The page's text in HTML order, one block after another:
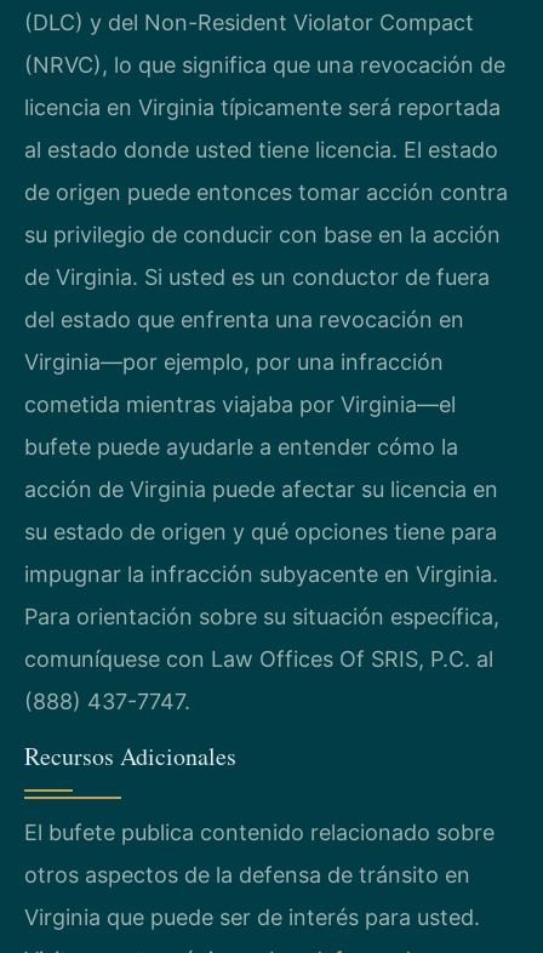
(DLC) y del Non-Resident Violator Compact
(NRVC), lo que significa que una revocación de
licencia en Virginia típicamente será reportada
al estado donde usted tiene licencia. El estado
de origen puede entonces tomar acción contra
su privilegio de conducir con base en la acción
de Virginia. Si usted es un conductor de fuera
del estado que enfrenta una revocación en
Virginia—por ejemplo, por una infracción
cometida mientras viajaba por Virginia—el
bufete puede ayudarle a entender cómo la
acción de Virginia puede afectar su licencia en
su estado de origen y qué opciones tiene para
impugnar la infracción subyacente en Virginia.
Para orientación sobre su situación específica,
comuníquese con Law Offices Of SRIS, P.C. al
(888) 437-7747.
Recursos Adicionales
El bufete publica contenido relacionado sobre
otros aspectos de la defensa de tránsito en
Virginia que puede ser de interés para usted.